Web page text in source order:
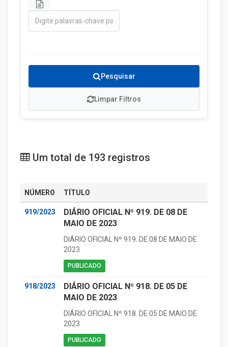
Limpar Filtros
Pesquisar
Um total de 193 registros
NÚMERO TÍTULO
919/2023
DIÁRIO OFICIAL Nº 919. DE 08 DE
MAIO DE 2023
DIÁRIO OFICIAL Nº 919. DE 08 DE MAIO DE
2023
PUBLICADO
918/2023
DIÁRIO OFICIAL Nº 918. DE 05 DE
MAIO DE 2023
DIÁRIO OFICIAL Nº 918. DE 05 DE MAIO DE
2023
PUBLICADO